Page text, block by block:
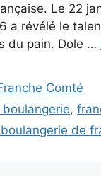
Le 22
a révélé le
du pain. Dole …
Comté
,
de